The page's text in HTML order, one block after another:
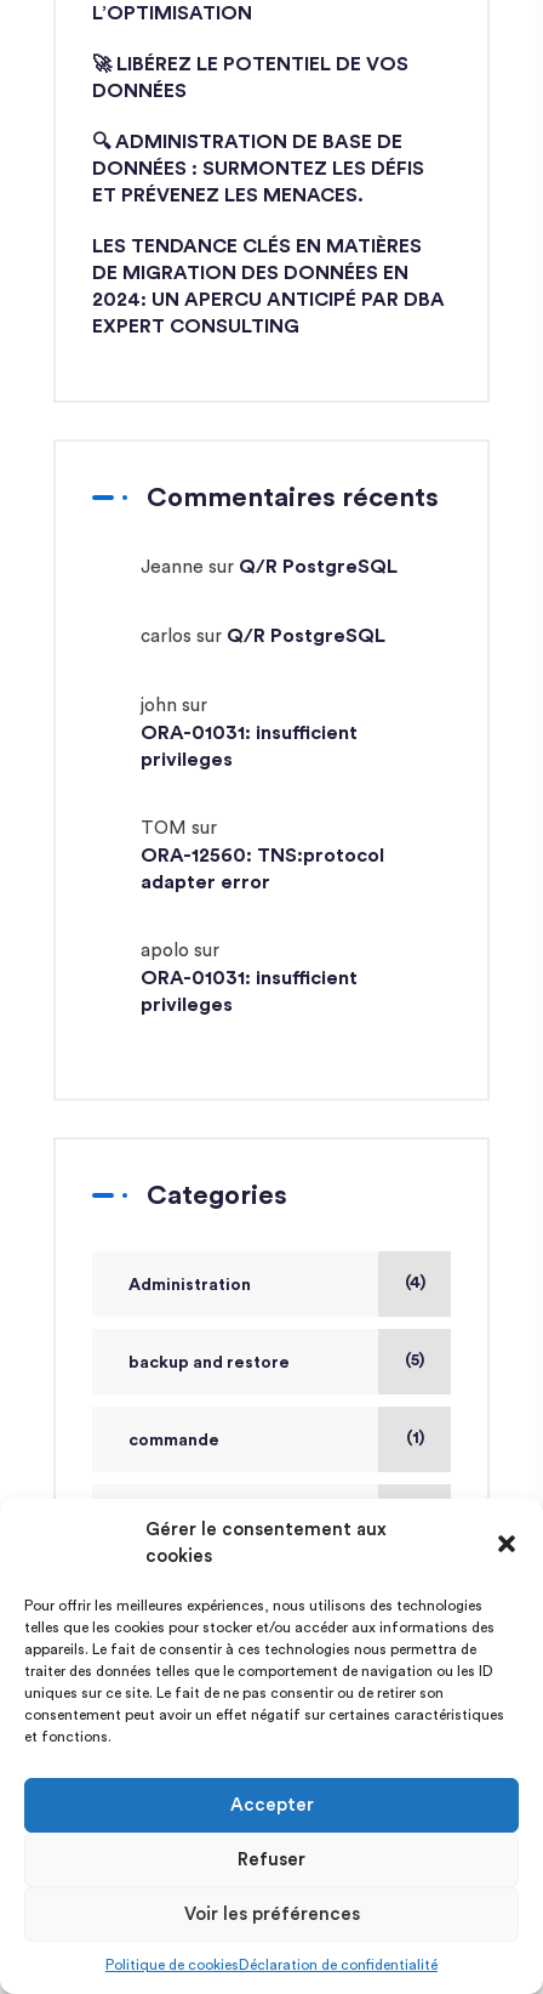
Gérer le consentement aux
cookies
Pour offrir les meilleures expériences, nous utilisons des technologies
telles que les cookies pour stocker et/ou accéder aux informations des
appareils. Le fait de consentir à ces technologies nous permettra de
traiter des données telles que le comportement de navigation ou les ID
uniques sur ce site. Le fait de ne pas consentir ou de retirer son
consentement peut avoir un effet négatif sur certaines caractéristiques
et fonctions.
Accepter
Refuser
Voir les préférences
Politique de cookies Déclaration de confidentialité
L’OPTIMISATION
🚀 LIBÉREZ LE POTENTIEL DE VOS
DONNÉES
🔍 ADMINISTRATION DE BASE DE
DONNÉES : SURMONTEZ LES DÉFIS
ET PRÉVENEZ LES MENACES.
LES TENDANCE CLÉS EN MATIÈRES
DE MIGRATION DES DONNÉES EN
2024: UN APERCU ANTICIPÉ PAR DBA
EXPERT CONSULTING
Commentaires récents
Jeanne sur Q/R PostgreSQL
carlos sur Q/R PostgreSQL
john sur
ORA-01031: insufficient
privileges
TOM sur
ORA-12560: TNS:protocol
adapter error
apolo sur
ORA-01031: insufficient
privileges
Categories
Administration (4)
backup and restore (5)
commande (1)
Conseils
Incident
Linux (2)
MIGRATION
MONGODB